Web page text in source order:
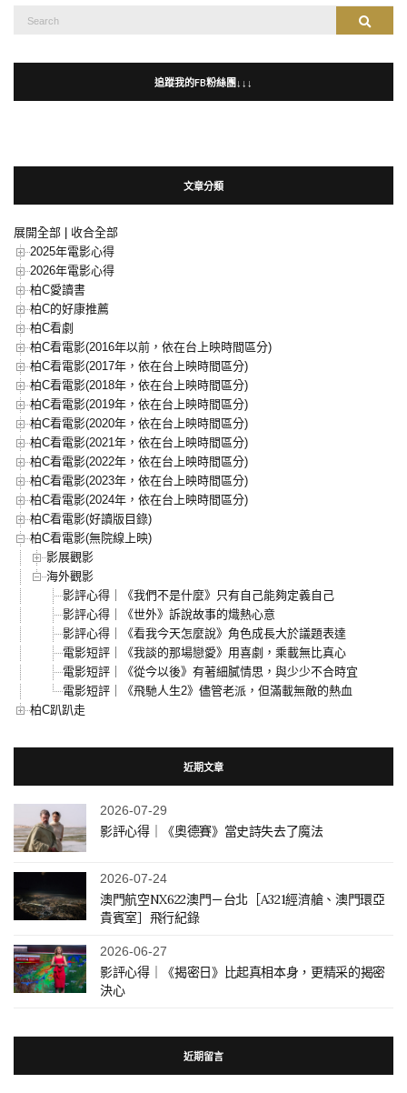
Search
Search
追蹤我的FB粉絲團↓↓↓
文章分類
展開全部
收合全部
2025年電影心得
2026年電影心得
柏C愛讀書
柏C的好康推薦
柏C看劇
柏C看電影(2016年以前，依在台上映時間區分)
柏C看電影(2017年，依在台上映時間區分)
柏C看電影(2018年，依在台上映時間區分)
柏C看電影(2019年，依在台上映時間區分)
柏C看電影(2020年，依在台上映時間區分)
柏C看電影(2021年，依在台上映時間區分)
柏C看電影(2022年，依在台上映時間區分)
柏C看電影(2023年，依在台上映時間區分)
柏C看電影(2024年，依在台上映時間區分)
柏C看電影(好讀版目錄)
柏C看電影(無院線上映)
影展觀影
海外觀影
影評心得｜《我們不是什麼》只有自己能夠定義自己
影評心得｜《世外》訴說故事的熾熱心意
影評心得｜《看我今天怎麼說》角色成長大於議題表達
電影短評｜《我談的那場戀愛》用喜劇，乘載無比真心
電影短評｜《從今以後》有著細膩情思，與少少不合時宜
電影短評｜《飛馳人生2》儘管老派，但滿載無敵的熱血
柏C趴趴走
近期文章
2026-07-29
影評心得｜《奧德賽》當史詩失去了魔法
2026-07-24
澳門航空NX622澳門－台北［A321經濟艙、澳門環亞
貴賓室］飛行紀錄
2026-06-27
影評心得｜《揭密日》比起真相本身，更精采的揭密
決心
近期留言